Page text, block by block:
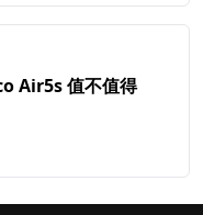
Air5s 值不值得